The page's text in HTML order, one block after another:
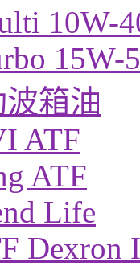
10W-
15W-
箱油
ATF
ATF
Life
Dexron